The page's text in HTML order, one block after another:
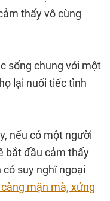
thấy vô cùng
sống chung với một
lại nuối tiếc tình
nếu có một người
bắt đầu cảm thấy
suy nghĩ ngoại
mặn mà, xứng